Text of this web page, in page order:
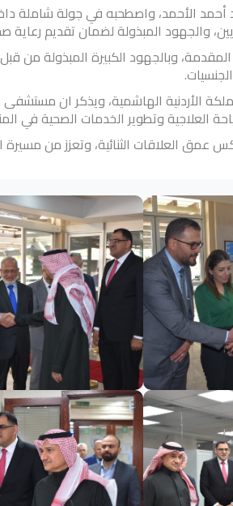
الأحمد، واصطحبه في جولة شاملة
والجهود المبذولة لضمان تقديم رعاية
وبالجهود الكبيرة المبذولة
العلاجية وتطوير الخدمات الصحية في
عمق العلاقات الثنائية، وتعزز من